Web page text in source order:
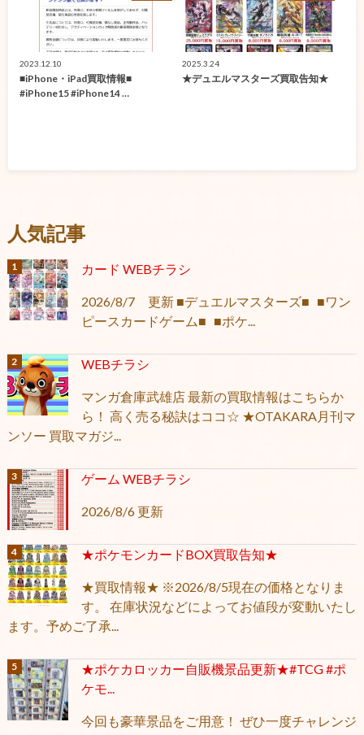
2023.12.10
■iPhone・iPad買取情報■
#iPhone15 #iPhone14 …
2025.3.24
★デュエルマスターズ買取告知★
人気記事
カード WEBチラシ
2026/8/7 更新 ■デュエルマスターズ■ ■ワン
ピースカードゲーム■ ■ポケ...
WEBチラシ
マンガ倉庫武雄店 最新の買取情報はこちらか
ら！ 高く売る秘訣はココ☆ ★OTAKARA月刊マ
ンソー 買取マガジ...
ゲーム WEBチラシ
2026/8/6 更新
★ポケモンカードBOX買取告知★
★買取情報★ ※2026/8/5現在の価格となりま
す。 在庫状況などによってお値段が変動いたし
ます。予めご了承...
★ポケカロッカー自販機景品更新★#TCG #ポ
ケモ...
今回も豪華景品をご用意！ ぜひ一度チャレンジ